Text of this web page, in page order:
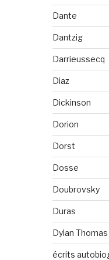
Dante
Dantzig
Darrieussecq
Diaz
Dickinson
Dorion
Dorst
Dosse
Doubrovsky
Duras
Dylan Thomas
écrits